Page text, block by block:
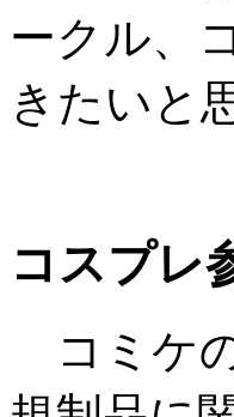
ークル、
きたいと
コスプレ
コミケ